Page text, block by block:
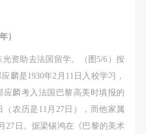
）
资助去法国留学。（图5/6）按
麟是1930年2月11日入校学习，
应麟考入法国巴黎高美时填报的
（农历是11月27日），而他家属
27日。据梁锡鸿在《巴黎的美术